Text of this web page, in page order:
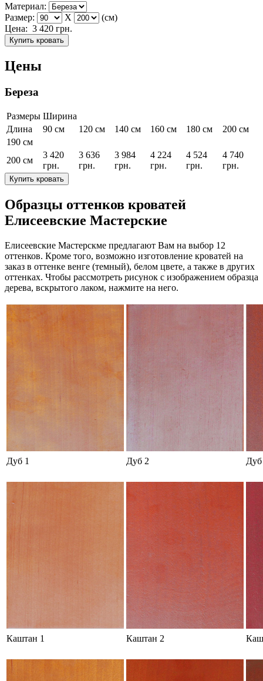
Материал:
Размер:
X
(см)
Цена: 3 420 грн.
Купить кровать
Цены
Береза
Размеры Ширина
Длина
90 см 120 см 140 см 160 см 180 см
200 см
190 см
200 см
3 420
грн.
3 636
грн.
3 984
грн.
4 224
грн.
4 524
грн.
4 740
грн.
Купить кровать
Образцы оттенков кроватей
Елисеевские Мастерские
Елисеевские Мастерскме предлагают Вам на выбор 12
оттенков. Кроме того, возможно изготовление кроватей на
заказ в оттенке венге (темный), белом цвете, а также в других
оттенках. Чтобы рассмотреть рисунок с изображением образца
дерева, вскрытого лаком, нажмите на него.
Дуб 1 Дуб 2
Каштан 1 Каштан 2